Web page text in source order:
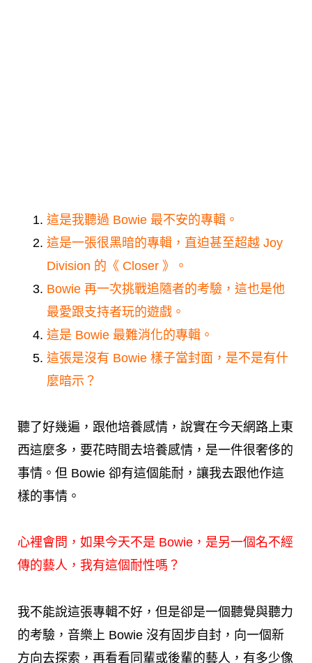
這是我聽過 Bowie 最不安的專輯。
這是一張很黑暗的專輯，直迫甚至超越 Joy
Division 的《 Closer 》。
Bowie 再一次挑戰追隨者的考驗，這也是他
最愛跟支持者玩的遊戲。
這是 Bowie 最難消化的專輯。
這張是沒有 Bowie 樣子當封面，是不是有什
麼暗示？
聽了好幾遍，跟他培養感情，說實在今天網路上東
西這麼多，要花時間去培養感情，是一件很奢侈的
事情。但 Bowie 卻有這個能耐，讓我去跟他作這
樣的事情。
心裡會問，如果今天不是 Bowie，是另一個名不經
傳的藝人，我有這個耐性嗎？
我不能說這張專輯不好，但是卻是一個聽覺與聽力
的考驗，音樂上 Bowie 沒有固步自封，向一個新
方向去探索，再看看同輩或後輩的藝人，有多少像